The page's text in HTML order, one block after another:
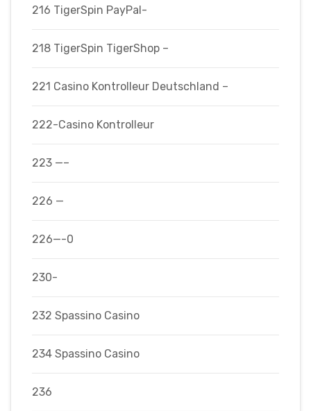
216 TigerSpin PayPal-
218 TigerSpin TigerShop –
221 Casino Kontrolleur Deutschland –
222-Casino Kontrolleur
223 —–
226 —
226—-0
230-
232 Spassino Casino
234 Spassino Casino
236